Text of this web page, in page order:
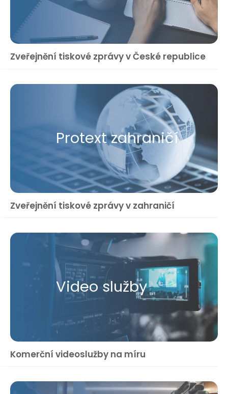
Zveřejnění tiskové zprávy v České republice
Protext zahraničí
Zveřejnění tiskové zprávy v zahraničí
Video služby
Komerční videoslužby na míru